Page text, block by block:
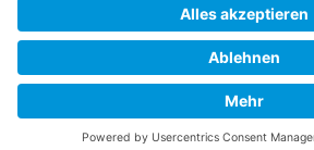
2026 – © MR Jobfinder
Impressum